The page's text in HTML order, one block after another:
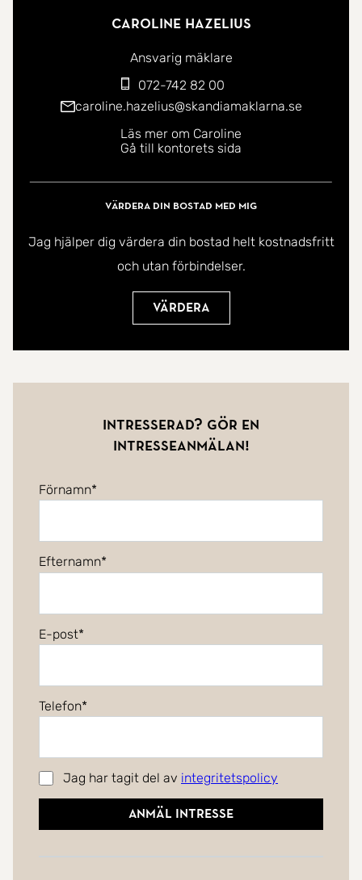
Caroline Hazelius
Ansvarig mäklare
072-742 82 00
caroline.hazelius@skandiamaklarna.se
Läs mer om Caroline
Gå till kontorets sida
Värdera din bostad med mig
Jag hjälper dig värdera din bostad helt kostnadsfritt
och utan förbindelser.
Värdera
Intresserad? Gör en
intresseanmälan!
Förnamn
Efternamn
E-post
Telefon
Jag har tagit del av integritetspolicy
Anmäl intresse